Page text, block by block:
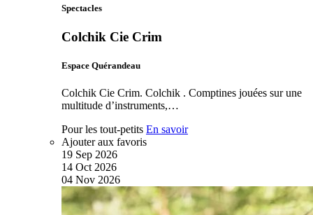
Spectacles
Colchik Cie Crim
Espace Quérandeau
Colchik Cie Crim. Colchik . Comptines jouées sur une
multitude d’instruments,…
Pour les tout-petits En savoir
Ajouter aux favoris
19 Sep 2026
14 Oct 2026
04 Nov 2026